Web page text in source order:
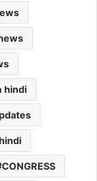
hindi
CONGRESS